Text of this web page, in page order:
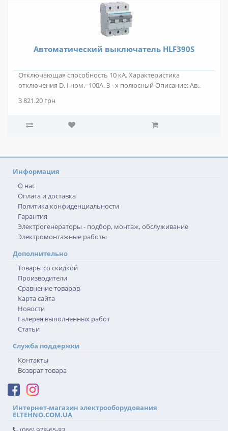
Автоматический выключатель HLF390S
Отключающая способность 10 кА. Характеристика
отключения D. I ном.=100А. 3 - х полюсный Описание: Ав..
3 821.20 грн
Информация
О нас
Оплата и доставка
Политика конфиденциальности
Гарантия
Электрогенераторы - подбор, монтаж, обслуживание
Электромонтажные работы
Дополнительно
Товары со скидкой
Производители
Сравнение товаров
Карта сайта
Новости
Галерея выполненных работ
Статьи
Служба поддержки
Контакты
Возврат товара
Интернет-магазин электрооборудования
ELTEHNO.COM.UA